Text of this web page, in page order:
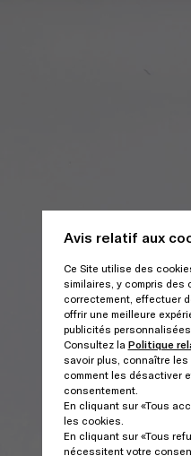
Avis relatif aux
Ce Site utilise des
similaires, y compris des
correctement, effectuer
offrir une meilleure
publicités personnalisées.
Consultez la Politique
savoir plus, connaître
comment les désactiver
consentement.
En cliquant sur «Tous
les cookies.
En cliquant sur «Tous
nécessitent votre